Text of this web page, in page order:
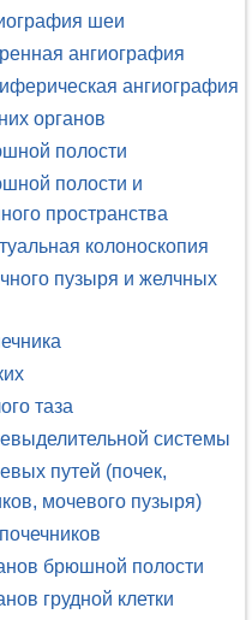
шеи
ангиография
ангиография
органов
полости
полости и
пространства
колоноскопия
пузыря и желчных
таза
системы
путей (почек,
мочевого пузыря)
брюшной полости
грудной клетки